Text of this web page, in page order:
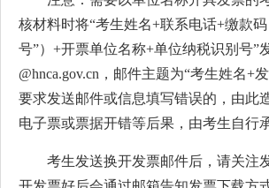
核材料时将“考生姓名+联系电话+缴款
号”）+开票单位名称+单位纳税识别号”
@hnca.gov.cn，邮件主题为“考生姓名+
要求发送邮件或信息填写错误的，由此
电子票或票据开错等后果，由考生自行
考生发送换开发票邮件后，请关注